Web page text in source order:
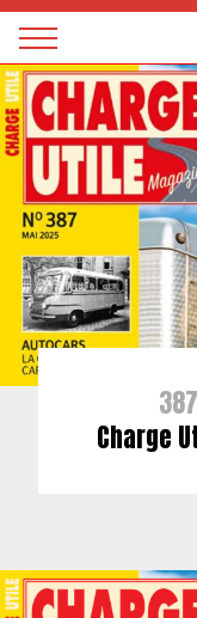
Magazine
Charge
utile
Charge
Panneau de gestion